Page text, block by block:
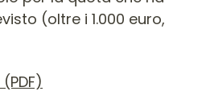
(oltre i 1.000 euro,